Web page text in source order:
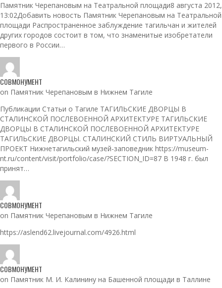
Памятник Черепановым на Театральной площади8 августа 2012,
13:02Добавить новость Памятник Черепановым на Театральной
площади Распространенное заблуждение тагильчан и жителей
других городов состоит в том, что знаменитые изобретатели
первого в России…
СОВМОНУМЕНТ
on Памятник Черепановым в Нижнем Тагиле
Публикации Статьи о Тагиле ТАГИЛЬСКИЕ ДВОРЦЫ В
СТАЛИНСКОЙ ПОСЛЕВОЕННОЙ АРХИТЕКТУРЕ ТАГИЛЬСКИЕ
ДВОРЦЫ В СТАЛИНСКОЙ ПОСЛЕВОЕННОЙ АРХИТЕКТУРЕ
ТАГИЛЬСКИЕ ДВОРЦЫ. СТАЛИНСКИЙ СТИЛЬ ВИРТУАЛЬНЫЙ
ПРОЕКТ Нижнетагильский музей-заповедник https://museum-
nt.ru/content/visit/portfolio/case/?SECTION_ID=87 В 1948 г. был
принят…
СОВМОНУМЕНТ
on Памятник Черепановым в Нижнем Тагиле
https://aslend62.livejournal.com/4926.html
СОВМОНУМЕНТ
on Памятник М. И. Калинину на Башенной площади в Таллине